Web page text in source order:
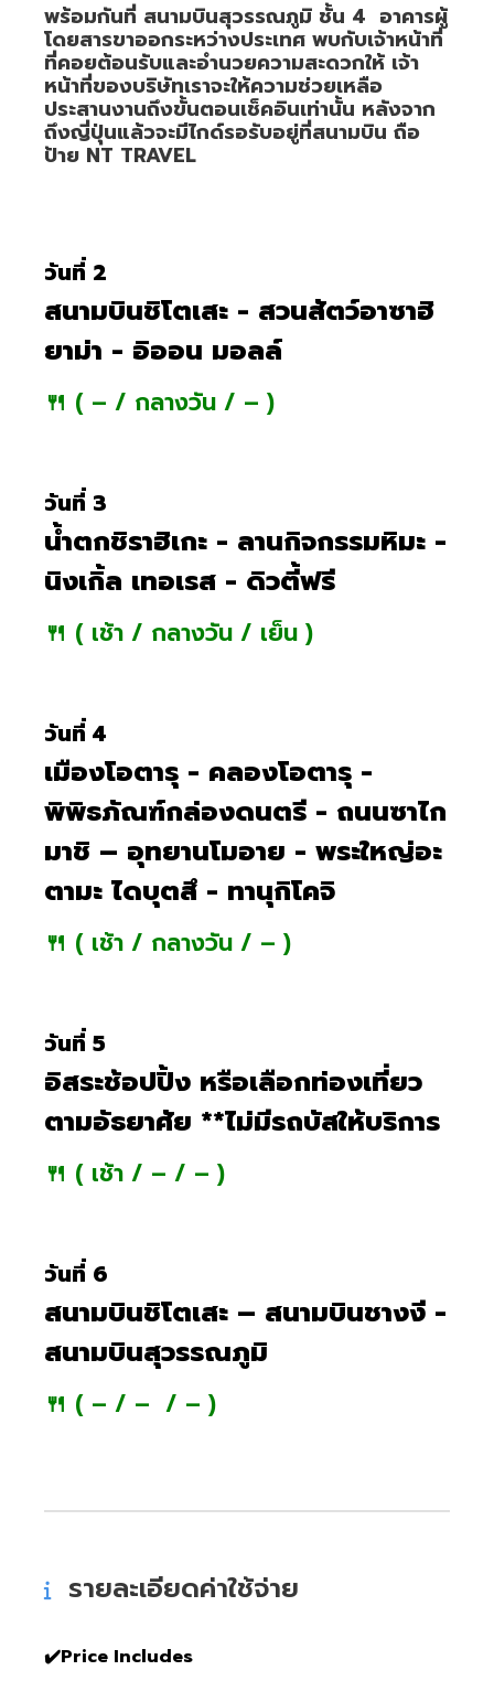
พร้อมกันที่ สนามบินสุวรรณภูมิ ชั้น 4 อาคารผู้
โดยสารขาออกระหว่างประเทศ พบกับเจ้าหน้าที่
ที่คอยต้อนรับและอำนวยความสะดวกให้ เจ้า
หน้าที่ของบริษัทเราจะให้ความช่วยเหลือ
ประสานงานถึงขั้นตอนเช็คอินเท่านั้น หลังจาก
ถึงญี่ปุ่นแล้วจะมีไกด์รอรับอยู่ที่สนามบิน ถือ
ป้าย NT TRAVEL
วันที่ 2
สนามบินชิโตเสะ - สวนสัตว์อาซาฮิ
ยาม่า - อิออน มอลล์
🍴 ( – / กลางวัน / – )
วันที่ 3
น้ำตกชิราฮิเกะ - ลานกิจกรรมหิมะ -
นิงเกิ้ล เทอเรส - ดิวตี้ฟรี
🍴 ( เช้า / กลางวัน / เย็น )
วันที่ 4
เมืองโอตารุ - คลองโอตารุ -
พิพิธภัณฑ์กล่องดนตรี - ถนนซาไก
มาชิ – อุทยานโมอาย - พระใหญ่อะ
ตามะ ไดบุตสึ - ทานุกิโคจิ
🍴 ( เช้า / กลางวัน / – )
วันที่ 5
อิสระช้อปปิ้ง หรือเลือกท่องเที่ยว
ตามอัธยาศัย **ไม่มีรถบัสให้บริการ
🍴 ( เช้า / – / – )
วันที่ 6
สนามบินชิโตเสะ – สนามบินชางงี -
สนามบินสุวรรณภูมิ
🍴 ( – / – / – )
รายละเอียดค่าใช้จ่าย
✔️Price Includes